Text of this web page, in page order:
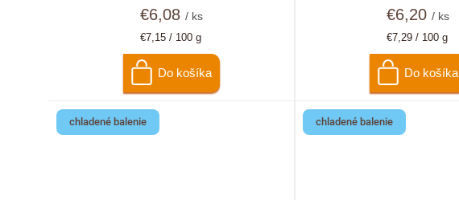
€6,08 / ks
Jednotková
€7,15 / 100 g
Do košíka
€6,20 / ks
Jednotková
€7,29 / 100 g
Do košíka
chladené balenie chladené balenie